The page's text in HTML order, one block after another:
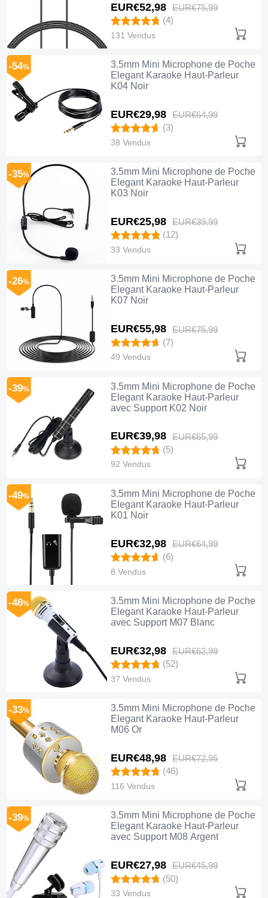
EUR€52,98 EUR€75,99
(4)
131 Vendus
3.5mm Mini Microphone de Poche
Elegant Karaoke Haut-Parleur
K04 Noir
EUR€29,98 EUR€64,99
-54%
(3)
38 Vendus
3.5mm Mini Microphone de Poche
Elegant Karaoke Haut-Parleur
K03 Noir
EUR€25,98 EUR€39,99
-35%
(12)
33 Vendus
3.5mm Mini Microphone de Poche
Elegant Karaoke Haut-Parleur
K07 Noir
EUR€55,98 EUR€75,99
-26%
(7)
49 Vendus
3.5mm Mini Microphone de Poche
Elegant Karaoke Haut-Parleur
avec Support K02 Noir
EUR€39,98 EUR€65,99
-39%
(5)
92 Vendus
3.5mm Mini Microphone de Poche
Elegant Karaoke Haut-Parleur
K01 Noir
EUR€32,98 EUR€64,99
-49%
(6)
8 Vendus
3.5mm Mini Microphone de Poche
Elegant Karaoke Haut-Parleur
avec Support M07 Blanc
EUR€32,98 EUR€62,99
-48%
(52)
37 Vendus
3.5mm Mini Microphone de Poche
Elegant Karaoke Haut-Parleur
M06 Or
EUR€48,98 EUR€72,95
-33%
(46)
116 Vendus
3.5mm Mini Microphone de Poche
Elegant Karaoke Haut-Parleur
avec Support M08 Argent
EUR€27,98 EUR€45,99
-39%
(50)
33 Vendus